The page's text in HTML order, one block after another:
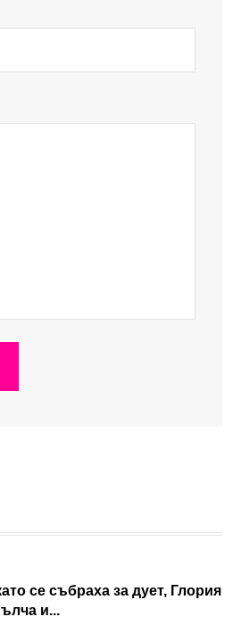
се събраха за дует, Глория
и...